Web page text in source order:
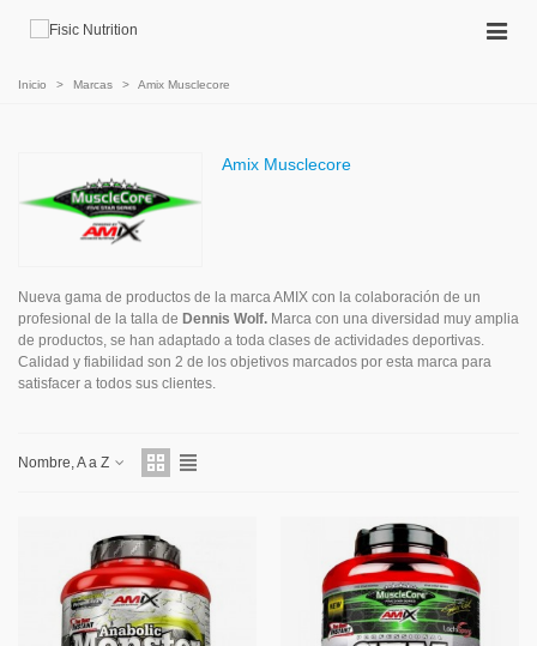
Inicio > Marcas > Amix Musclecore
Amix Musclecore
Nueva gama de productos de la marca AMIX con la colaboración de un
profesional de la talla de Dennis Wolf. Marca con una diversidad muy amplia
de productos, se han adaptado a toda clases de actividades deportivas.
Calidad y fiabilidad son 2 de los objetivos marcados por esta marca para
satisfacer a todos sus clientes.
Nombre, A a Z